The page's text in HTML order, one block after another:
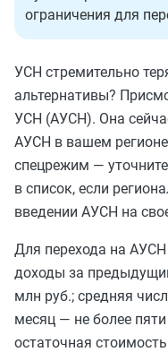
ограничения для
УСН стремительно
альтернативы? П
УСН (АУСН). Она
АУСН в вашем
спецрежим —
в список, если
введении АУСН на
Для перехода на АУСН
доходы за
млн руб.; средняя
месяц — не более
остаточная